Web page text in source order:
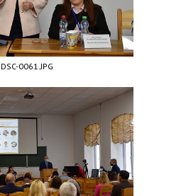
DSC-0061.JPG